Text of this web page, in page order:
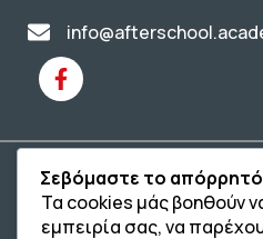
Copyright® 2004 –2026
Γ.Ε.Μ.Η.:
Developed byOceancube
Σεβόμαστε το
Τα cookies μάς βοηθούν
εμπειρία σας, να